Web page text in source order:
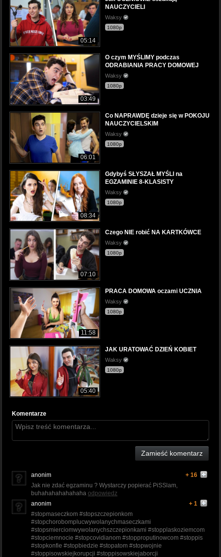
05:14
NAUCZYCIELI
Waksy
1080p
03:49
O czym MYŚLIMY podczas
ODRABIANIA PRACY DOMOWEJ
Waksy
1080p
06:01
Co NAPRAWDĘ dzieje się w POKOJU
NAUCZYCIELSKIM
Waksy
1080p
08:34
Gdybyś SŁYSZAŁ MYŚLI na
EGZAMINIE 8-KLASISTY
Waksy
1080p
07:10
Czego NIE robić NA KARTKÓWCE
Waksy
1080p
11:58
PRACA DOMOWA oczami UCZNIA
Waksy
1080p
05:40
JAK URATOWAĆ DZIEŃ KOBIET
Waksy
1080p
Komentarze
Zamieść komentarz
anonim
+ 16
Jak nie zdać egzaminu ? Wystarczy popierać PiSSlam,
buhahahahahahaha odpowiedz
anonim
+ 1
#stopmaseczkom #stopszczepionkom
#stopchorobomplucwywolanychmaseczkami
#stopsmierciomwywolanychszczepionkami #stopplaskoziemcom
#stopciemnocie #stopcovidianom #stopproputinowcom #stoppis
#stopkonfie #stopbiedzie #stopatom #stopwojnie
#stoppisowskiejkorupcji #stoppisowskiejaborcji